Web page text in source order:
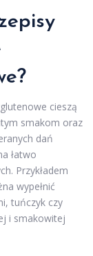
cieszą
smakom oraz
dań
łatwo
Przykładem
wypełnić
tuńczyk czy
i smakowitej